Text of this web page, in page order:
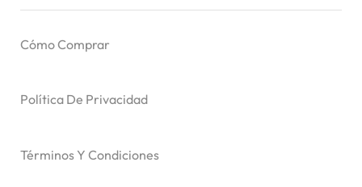
Cómo Comprar
Política De Privacidad
Términos Y Condiciones